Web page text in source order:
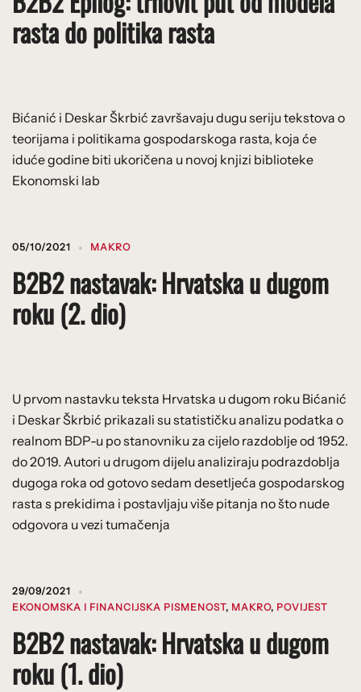
rasta do politika rasta
Bićanić i Deskar Škrbić završavaju dugu seriju tekstova o
teorijama i politikama gospodarskoga rasta, koja će
iduće godine biti ukoričena u novoj knjizi biblioteke
Ekonomski lab
05/10/2021 MAKRO
B2B2 nastavak: Hrvatska u dugom
roku (2. dio)
U prvom nastavku teksta Hrvatska u dugom roku Bićanić
i Deskar Škrbić prikazali su statističku analizu podatka o
realnom BDP-u po stanovniku za cijelo razdoblje od 1952.
do 2019. Autori u drugom dijelu analiziraju podrazdoblja
dugoga roka od gotovo sedam desetljeća gospodarskog
rasta s prekidima i postavljaju više pitanja no što nude
odgovora u vezi tumačenja
29/09/2021
EKONOMSKA I FINANCIJSKA PISMENOST, MAKRO, POVIJEST
B2B2 nastavak: Hrvatska u dugom
roku (1. dio)